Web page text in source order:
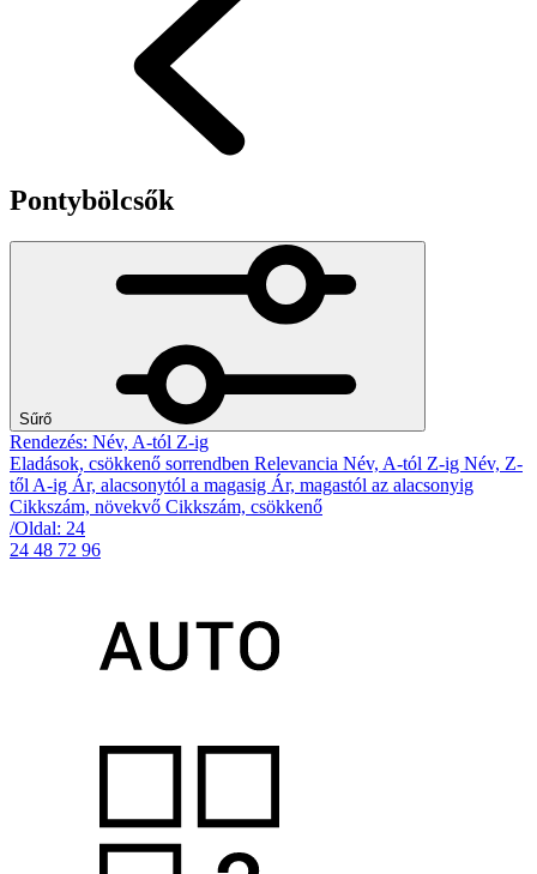
Pontybölcsők
Sűrő
Rendezés: Név, A-tól Z-ig
Eladások, csökkenő sorrendben Relevancia Név, A-tól Z-ig Név, Z-
től A-ig Ár, alacsonytól a magasig Ár, magastól az alacsonyig
Cikkszám, növekvő Cikkszám, csökkenő
/Oldal: 24
24 48 72 96